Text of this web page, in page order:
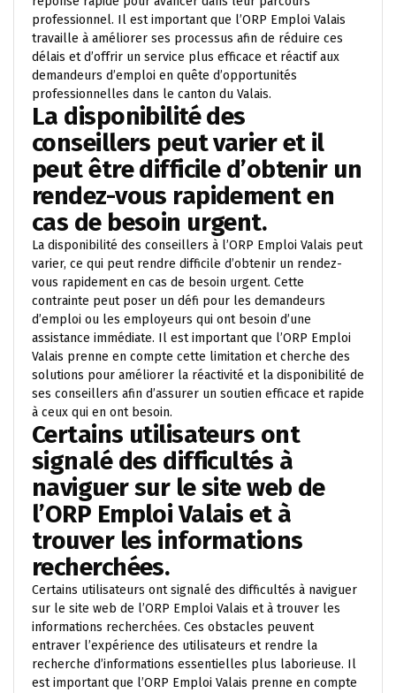
professionnel. Il est important que l’ORP Emploi Valais
travaille à améliorer ses processus afin de réduire ces
délais et d’offrir un service plus efficace et réactif aux
demandeurs d’emploi en quête d’opportunités
professionnelles dans le canton du Valais.
La disponibilité des
conseillers peut varier et il
peut être difficile d’obtenir un
rendez-vous rapidement en
cas de besoin urgent.
La disponibilité des conseillers à l’ORP Emploi Valais peut
varier, ce qui peut rendre difficile d’obtenir un rendez-
vous rapidement en cas de besoin urgent. Cette
contrainte peut poser un défi pour les demandeurs
d’emploi ou les employeurs qui ont besoin d’une
assistance immédiate. Il est important que l’ORP Emploi
Valais prenne en compte cette limitation et cherche des
solutions pour améliorer la réactivité et la disponibilité de
ses conseillers afin d’assurer un soutien efficace et rapide
à ceux qui en ont besoin.
Certains utilisateurs ont
signalé des difficultés à
naviguer sur le site web de
l’ORP Emploi Valais et à
trouver les informations
recherchées.
Certains utilisateurs ont signalé des difficultés à naviguer
sur le site web de l’ORP Emploi Valais et à trouver les
informations recherchées. Ces obstacles peuvent
entraver l’expérience des utilisateurs et rendre la
recherche d’informations essentielles plus laborieuse. Il
est important que l’ORP Emploi Valais prenne en compte